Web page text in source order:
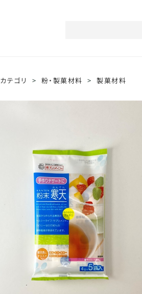
カテゴリ > 粉・製菓材料 > 製菓材料